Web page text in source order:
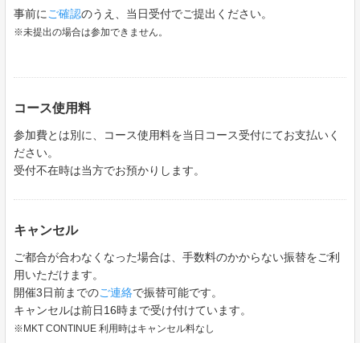
事前にご確認のうえ、当日受付でご提出ください。
※未提出の場合は参加できません。
コース使用料
参加費とは別に、コース使用料を当日コース受付にてお支払いく
ださい。
受付不在時は当方でお預かりします。
キャンセル
ご都合が合わなくなった場合は、手数料のかからない振替をご利
用いただけます。
開催3日前までのご連絡で振替可能です。
キャンセルは前日16時まで受け付けています。
※MKT CONTINUE 利用時はキャンセル料なし